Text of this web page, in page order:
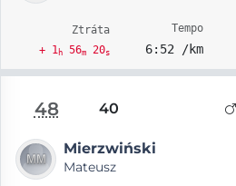
Ztráta
+ 1h56m20s
Tempo
6:52 /km
48 40
Mierzwiński
Mateusz